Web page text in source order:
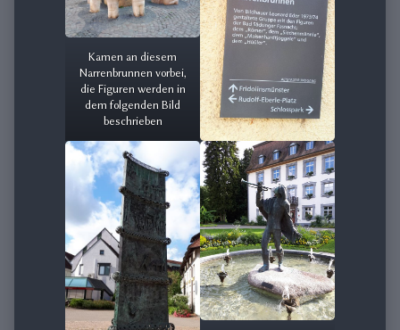
Kamen an diesem
Narrenbrunnen vorbei,
die Figuren werden in
dem folgenden Bild
beschrieben